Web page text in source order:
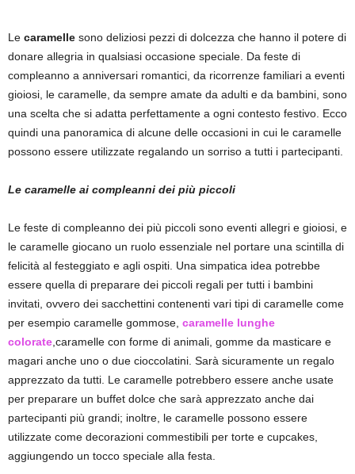
Le caramelle sono deliziosi pezzi di dolcezza che hanno il potere di
donare allegria in qualsiasi occasione speciale. Da feste di
compleanno a anniversari romantici, da ricorrenze familiari a eventi
gioiosi, le caramelle, da sempre amate da adulti e da bambini, sono
una scelta che si adatta perfettamente a ogni contesto festivo. Ecco
quindi una panoramica di alcune delle occasioni in cui le caramelle
possono essere utilizzate regalando un sorriso a tutti i partecipanti.
Le caramelle ai compleanni dei più piccoli
Le feste di compleanno dei più piccoli sono eventi allegri e gioiosi, e
le caramelle giocano un ruolo essenziale nel portare una scintilla di
felicità al festeggiato e agli ospiti. Una simpatica idea potrebbe
essere quella di preparare dei piccoli regali per tutti i bambini
invitati, ovvero dei sacchettini contenenti vari tipi di caramelle come
per esempio caramelle gommose, caramelle lunghe
colorate ,caramelle con forme di animali, gomme da masticare e
magari anche uno o due cioccolatini. Sarà sicuramente un regalo
apprezzato da tutti. Le caramelle potrebbero essere anche usate
per preparare un buffet dolce che sarà apprezzato anche dai
partecipanti più grandi; inoltre, le caramelle possono essere
utilizzate come decorazioni commestibili per torte e cupcakes,
aggiungendo un tocco speciale alla festa.